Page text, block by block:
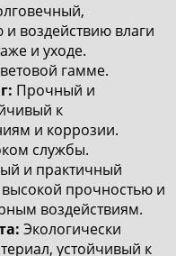
воздействию влаги
и уходе.
гамме.
Прочный и
к
и коррозии.
службы.
и практичный
прочностью и
воздействиям.
Экологически
устойчивый к